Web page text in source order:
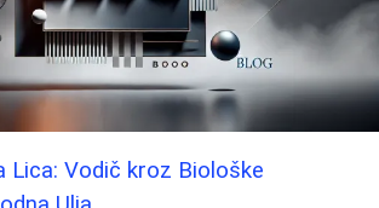
Lica: Vodič kroz Biološke